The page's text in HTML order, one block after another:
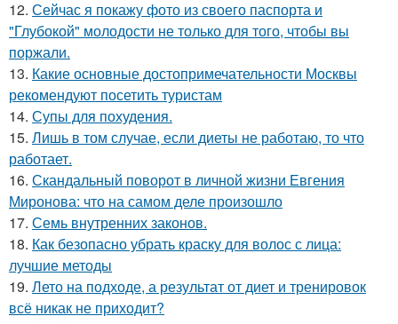
12. Сейчас я покажу фото из своего паспорта и
"Глубокой" молодости не только для того, чтобы вы
поржали.
13. Какие основные достопримечательности Москвы
рекомендуют посетить туристам
14. Супы для похудения.
15. Лишь в том случае, если диеты не работаю, то что
работает.
16. Скандальный поворот в личной жизни Евгения
Миронова: что на самом деле произошло
17. Семь внутренних законов.
18. Как безопасно убрать краску для волос с лица:
лучшие методы
19. Лето на подходе, а результат от диет и тренировок
всё никак не приходит?